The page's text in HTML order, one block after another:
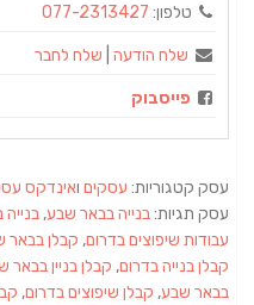
טלפון: 077-2313427
שלח הודעה שלח לחבר
פייסבוק
עסק קטגוריות: עסקים ואינדקס
עסק תגיות:בנייה בבאר שבע,
עבודות שיפוצים בדרום, קבלן בבאר
קבלן בנייה בדרום, קבלן בניין בבאר
בבאר שבע, קבלן שיפוצים בדרום,